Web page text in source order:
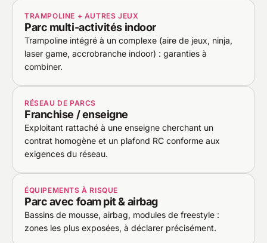
TRAMPOLINE + AUTRES JEUX
Parc multi-activités indoor
Trampoline intégré à un complexe (aire de jeux, ninja,
laser game, accrobranche indoor) : garanties à
combiner.
RÉSEAU DE PARCS
Franchise / enseigne
Exploitant rattaché à une enseigne cherchant un
contrat homogène et un plafond RC conforme aux
exigences du réseau.
ÉQUIPEMENTS À RISQUE
Parc avec foam pit & airbag
Bassins de mousse, airbag, modules de freestyle :
zones les plus exposées, à déclarer précisément.